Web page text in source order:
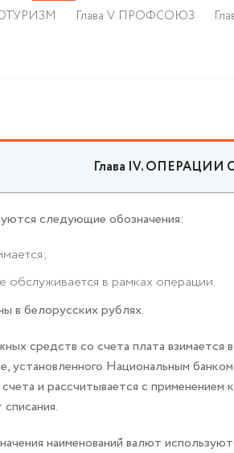
Глава V ПРОФСОЮЗ
Глава IV.
следующие обозначения:
обслуживается в рамках операции.
в белорусских рублях.
средств со счета плата
установленного Национальным
и рассчитывается с
наименований валют